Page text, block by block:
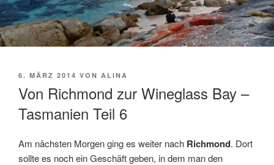
VERÖFFENTLICHT
6. MÄRZ 2014 VON ALINA
Von Richmond zur Wineglass Bay –
Tasmanien Teil 6
Am nächsten Morgen ging es weiter nach Richmond. Dort
sollte es noch ein Geschäft geben, in dem man den